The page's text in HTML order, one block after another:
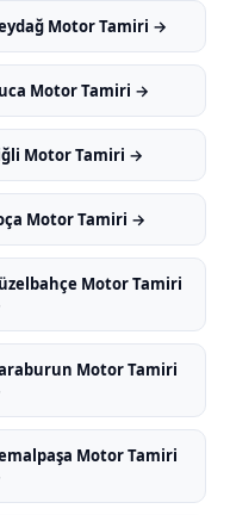
Motor Tamiri →
Motor Tamiri →
Motor Tamiri →
Motor Tamiri →
Motor Tamiri
Motor Tamiri
Motor Tamiri